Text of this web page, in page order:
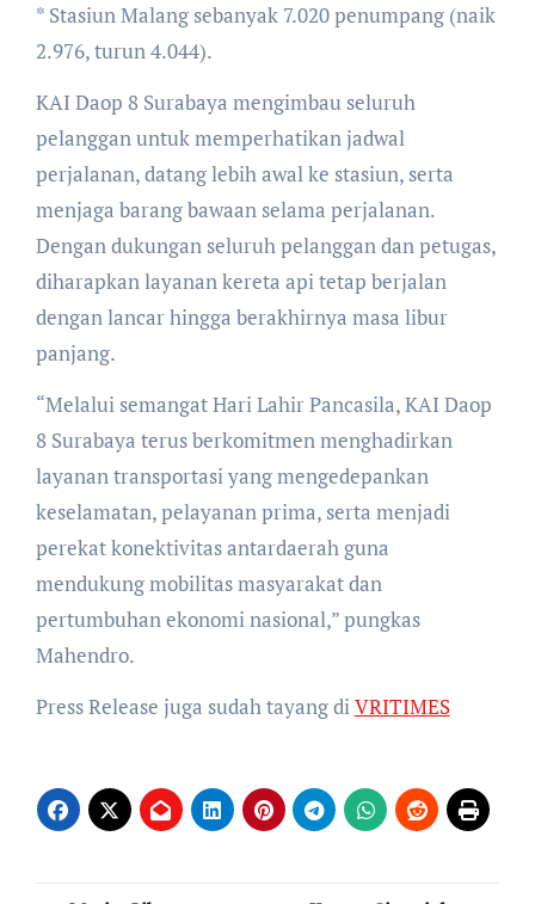
* Stasiun Malang sebanyak 7.020 penumpang (naik
2.976, turun 4.044).
KAI Daop 8 Surabaya mengimbau seluruh
pelanggan untuk memperhatikan jadwal
perjalanan, datang lebih awal ke stasiun, serta
menjaga barang bawaan selama perjalanan.
Dengan dukungan seluruh pelanggan dan petugas,
diharapkan layanan kereta api tetap berjalan
dengan lancar hingga berakhirnya masa libur
panjang.
“Melalui semangat Hari Lahir Pancasila, KAI Daop
8 Surabaya terus berkomitmen menghadirkan
layanan transportasi yang mengedepankan
keselamatan, pelayanan prima, serta menjadi
perekat konektivitas antardaerah guna
mendukung mobilitas masyarakat dan
pertumbuhan ekonomi nasional,” pungkas
Mahendro.
Press Release juga sudah tayang diVRITIMES